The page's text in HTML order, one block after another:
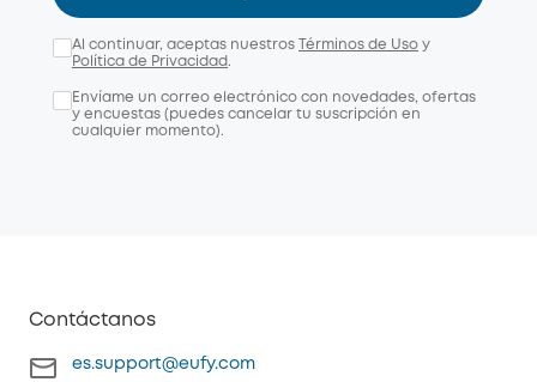
Al continuar, aceptas nuestros Términos de Uso y
Política de Privacidad.
Envíame un correo electrónico con novedades, ofertas
y encuestas (puedes cancelar tu suscripción en
cualquier momento).
Contáctanos
es.support@eufy.com